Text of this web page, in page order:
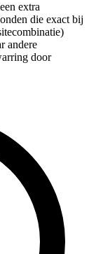
extra
die exact bij
andere
door